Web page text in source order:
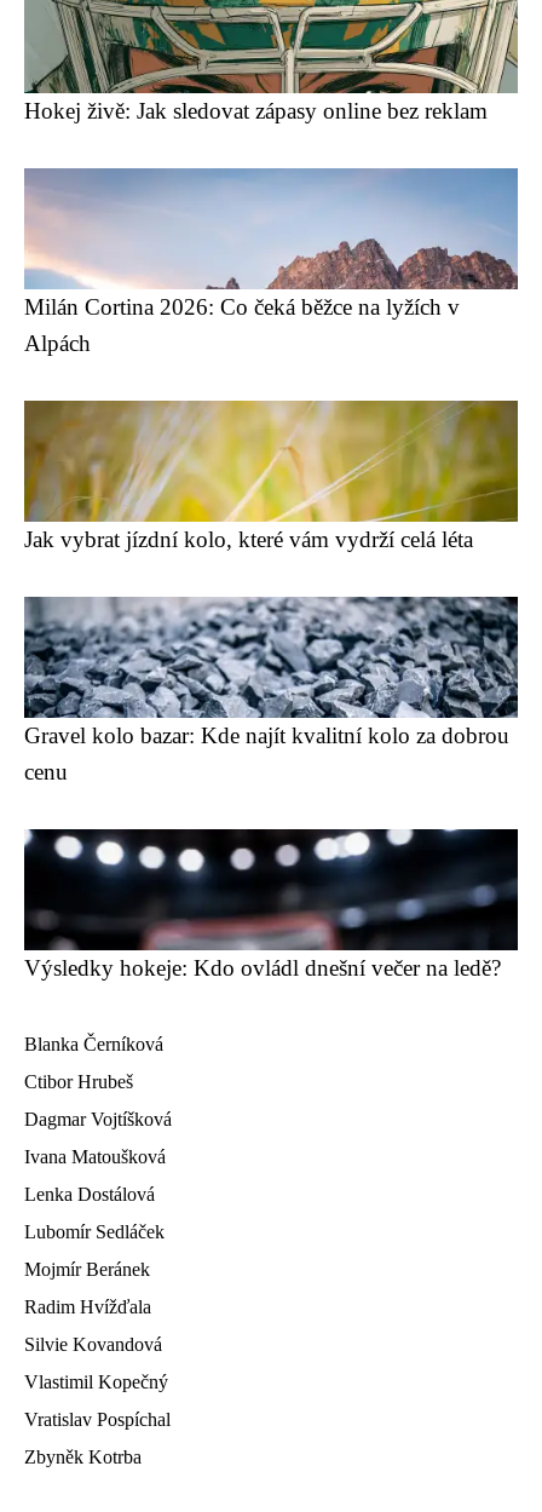
Hokej živě: Jak sledovat zápasy online bez reklam
Milán Cortina 2026: Co čeká běžce na lyžích v
Alpách
Jak vybrat jízdní kolo, které vám vydrží celá léta
Gravel kolo bazar: Kde najít kvalitní kolo za dobrou
cenu
Výsledky hokeje: Kdo ovládl dnešní večer na ledě?
Blanka Černíková
Ctibor Hrubeš
Dagmar Vojtíšková
Ivana Matoušková
Lenka Dostálová
Lubomír Sedláček
Mojmír Beránek
Radim Hvížďala
Silvie Kovandová
Vlastimil Kopečný
Vratislav Pospíchal
Zbyněk Kotrba